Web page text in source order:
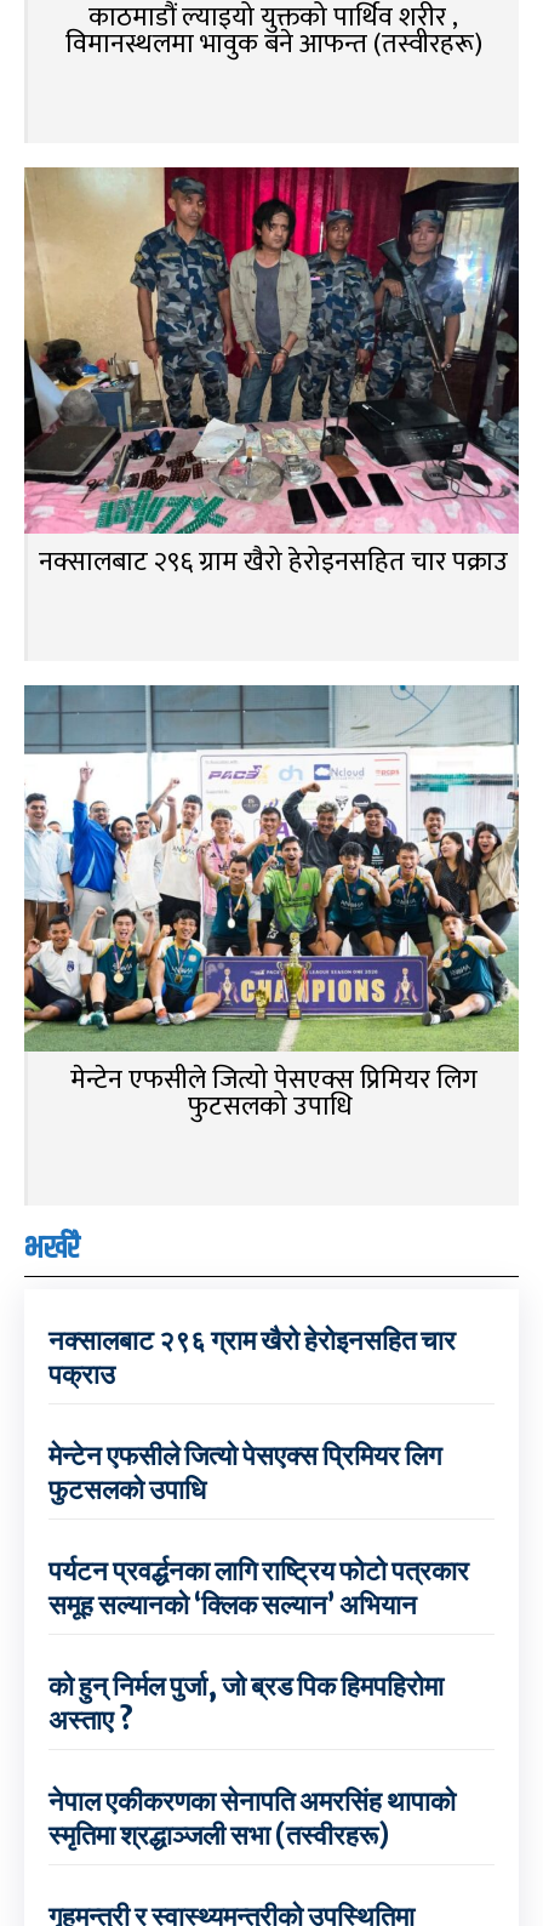
काठमाडौं ल्याइयो युक्तको पार्थिव शरीर ,
विमानस्थलमा भावुक बने आफन्त (तस्वीरहरू)
नक्सालबाट २९६ ग्राम खैरो हेरोइनसहित चार पक्राउ
मेन्टेन एफसीले जित्यो पेसएक्स प्रिमियर लिग
फुटसलको उपाधि
भर्खरै
नक्सालबाट २९६ ग्राम खैरो हेरोइनसहित चार
पक्राउ
मेन्टेन एफसीले जित्यो पेसएक्स प्रिमियर लिग
फुटसलको उपाधि
पर्यटन प्रवर्द्धनका लागि राष्ट्रिय फोटो पत्रकार
समूह सल्यानको ‘क्लिक सल्यान’ अभियान
को हुन् निर्मल पुर्जा, जो ब्रड पिक हिमपहिरोमा
अस्ताए ?
नेपाल एकीकरणका सेनापति अमरसिंह थापाको
स्मृतिमा श्रद्धाञ्जली सभा (तस्वीरहरू)
गृहमन्त्री र स्वास्थ्यमन्त्रीको उपस्थितिमा